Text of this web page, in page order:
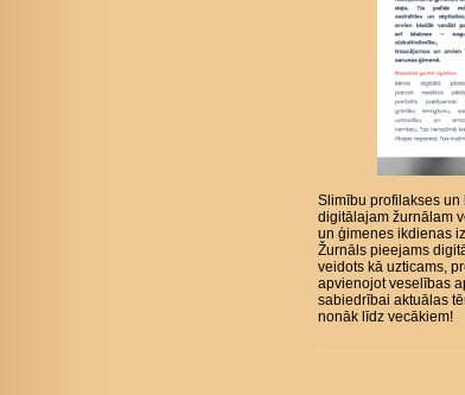
Slimību profilakses un
digitālajam žurnālam
un ģimenes ikdienas
Žurnāls pieejams
veidots kā uzticams,
apvienojot veselības
sabiedrībai aktuālas
nonāk līdz vecākiem!